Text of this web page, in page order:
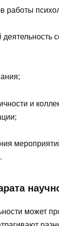
работы
и
может